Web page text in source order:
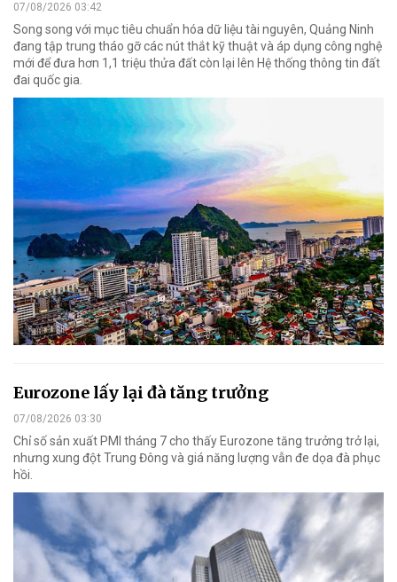
07/08/2026 03:42
Song song với mục tiêu chuẩn hóa dữ liệu tài nguyên, Quảng Ninh
đang tập trung tháo gỡ các nút thắt kỹ thuật và áp dụng công nghệ
mới để đưa hơn 1,1 triệu thửa đất còn lại lên Hệ thống thông tin đất
đai quốc gia.
Eurozone lấy lại đà tăng trưởng
07/08/2026 03:30
Chỉ số sản xuất PMI tháng 7 cho thấy Eurozone tăng trưởng trở lại,
nhưng xung đột Trung Đông và giá năng lượng vẫn đe dọa đà phục
hồi.